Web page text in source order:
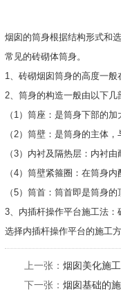
烟囱的筒身根据结构形式和
常见的砖砌体筒身。
1、砖砌烟囱筒身的高度一
2、筒身的构造一般由以下几
（1）筒座：是筒身下部的
（2）筒壁：是筒身的主体
（3）内衬及隔热层：内衬
（4）筒壁紧箍圈：在筒身
（5）筒首：筒首即是筒身
3、内插杆操作平台施工法
选择内插杆操作平台的施工
上一张： 烟囱美化施
下一张： 烟囱基础的